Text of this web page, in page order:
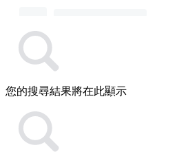
您的搜尋結果將在此顯示